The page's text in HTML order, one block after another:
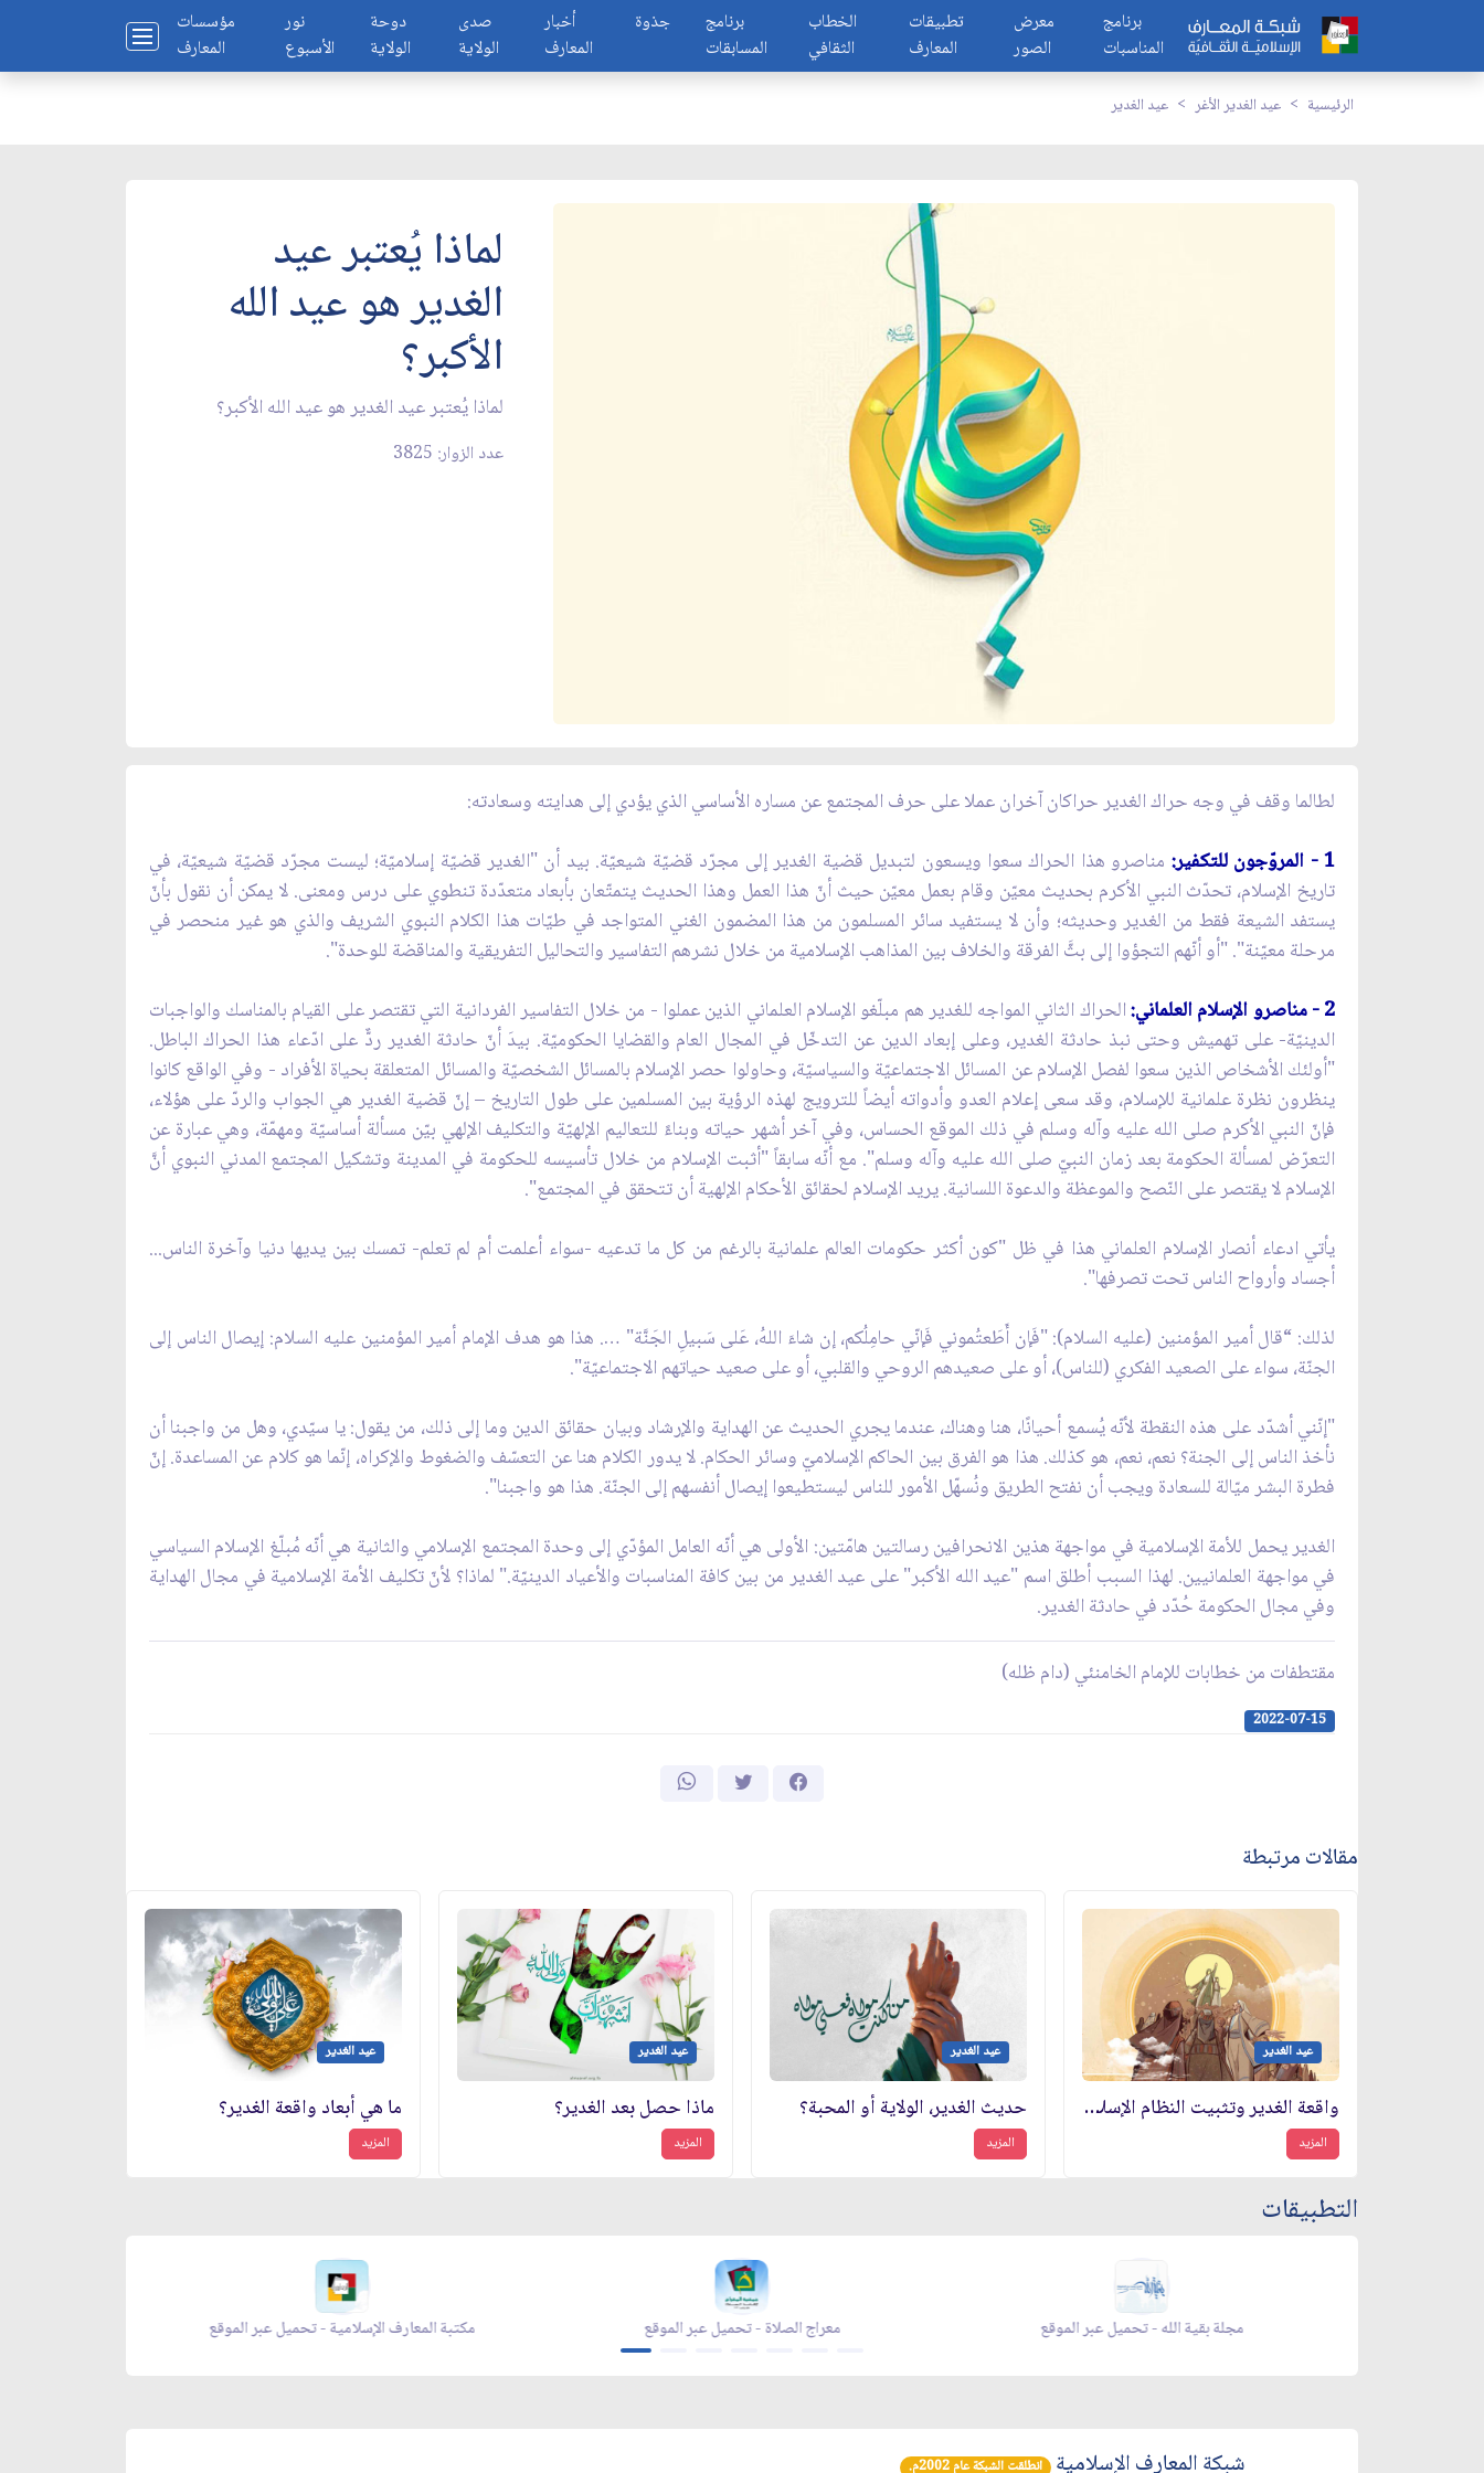
مؤسسات
المعارف
نور
الأسبوع
دوحة
الولاية
صدى
الولاية
أخبار
المعارف
جذوة
برنامج
المسابقات
الخطاب
الثقافي
تطبيقات
المعارف
معرض
الصور
برنامج
المناسبات
الرئيسية عيد الغدير الأغر عيد الغدير
لماذا يُعتبر عيد
الغدير هو عيد الله
الأكبر؟
لماذا يُعتبر عيد الغدير هو عيد الله الأكبر؟
عدد الزوار: 3825
لطالما وقف في وجه حراك الغدير حراكان آخران عملا على حرف المجتمع عن مساره الأساسي الذي يؤدي إلى هدايته وسعادته:
1 - المروّجون للتكفير:
مناصرو هذا الحراك سعوا ويسعون لتبديل قضية الغدير إلى مجرّد قضيّة شيعيّة. بيد أن "الغدير قضيّة إسلاميّة؛ ليست مجرّد قضيّة شيعيّة، في
تاريخ الإسلام، تحدّث النبي الأكرم بحديث معيّن وقام بعمل معيّن حيث أنّ هذا العمل وهذا الحديث يتمتّعان بأبعاد متعدّدة تنطوي على درس ومعنى. لا يمكن أن نقول بأنّ
يستفد الشيعة فقط من الغدير وحديثه؛ وأن لا يستفيد سائر المسلمون من هذا المضمون الغني المتواجد في طيّات هذا الكلام النبوي الشريف والذي هو غير منحصر في
مرحلة معيّنة". "أو أنّهم التجؤوا إلى بثَّ الفرقة والخلاف بين المذاهب الإسلامية من خلال نشرهم التفاسير والتحاليل التفريقية والمناقضة للوحدة".
2 - مناصرو الإسلام العلماني:
الحراك الثاني المواجه للغدير هم مبلّغو الإسلام العلماني الذين عملوا - من خلال التفاسير الفردانية التي تقتصر على القيام بالمناسك والواجبات
الدينيّة- على تهميش وحتى نبذ حادثة الغدير، وعلى إبعاد الدين عن التدخّل في المجال العام والقضايا الحكوميّة. بيدَ أنّ حادثة الغدير ردٌّ على ادّعاء هذا الحراك الباطل.
"أولئك الأشخاص الذين سعوا لفصل الإسلام عن المسائل الاجتماعيّة والسياسيّة، وحاولوا حصر الإسلام بالمسائل الشخصيّة والمسائل المتعلقة بحياة الأفراد - وفي الواقع كانوا
ينظرون نظرة علمانية للإسلام، وقد سعى إعلام العدو وأدواته أيضاً للترويج لهذه الرؤية بين المسلمين على طول التاريخ – إنّ قضية الغدير هي الجواب والردّ على هؤلاء،
فإنّ النبي الأكرم صلى الله عليه وآله وسلم في ذلك الموقع الحساس، وفي آخر أشهر حياته وبناءً للتعاليم الإلهيّة والتكليف الإلهي بيّن مسألة أساسيّة ومهمّة، وهي عبارة عن
التعرّض لمسألة الحكومة بعد زمان النبيّ صلى الله عليه وآله وسلم". مع أنّه سابقاً "أثبت الإسلام من خلال تأسيسه للحكومة في المدينة وتشكيل المجتمع المدني النبوي أنَّ
الإسلام لا يقتصر على النّصح والموعظة والدعوة اللسانية. يريد الإسلام لحقائق الأحكام الإلهية أن تتحقق في المجتمع".
يأتي ادعاء أنصار الإسلام العلماني هذا في ظل "كون أكثر حكومات العالم علمانية بالرغم من كل ما تدعيه -سواء أعلمت أم لم تعلم- تمسك بين يديها دنيا وآخرة الناس...
أجساد وأرواح الناس تحت تصرفها".
لذلك: “قال أمير المؤمنين (عليه السلام): "فَإن أَطَعتُموني فَإنّي حامِلُكم، إن شاءَ اللهُ، عَلى سَبيلِ الجَنَّة" …. هذا هو هدف الإمام أمير المؤمنين عليه السلام: إيصال الناس إلى
الجنّة، سواء على الصعيد الفكري (للناس)، أو على صعيدهم الروحي والقلبي، أو على صعيد حياتهم الاجتماعيّة".
"إنّني أشدّد على هذه النقطة لأنّه يُسمع أحيانًا، هنا وهناك، عندما يجري الحديث عن الهداية والإرشاد وبيان حقائق الدين وما إلى ذلك، من يقول: يا سيّدي، وهل من واجبنا أن
نأخذ الناس إلى الجنة؟ نعم، نعم، هو كذلك. هذا هو الفرق بين الحاكم الإسلاميّ وسائر الحكام. لا يدور الكلام هنا عن التعسّف والضغوط والإكراه، إنّما هو كلام عن المساعدة. إنّ
فطرة البشر ميّالة للسعادة ويجب أن نفتح الطريق ونُسهّل الأمور للناس ليستطيعوا إيصال أنفسهم إلى الجنّة. هذا هو واجبنا".
الغدير يحمل للأمة الإسلامية في مواجهة هذين الانحرافين رسالتين هامّتين: الأولى هي أنّه العامل المؤدّي إلى وحدة المجتمع الإسلامي والثانية هي أنّه مُبلّغ الإسلام السياسي
في مواجهة العلمانيين. لهذا السبب أطلق اسم "عيد الله الأكبر" على عيد الغدير من بين كافة المناسبات والأعياد الدينيّة." لماذا؟ لأنّ تكليف الأمة الإسلامية في مجال الهداية
وفي مجال الحكومة حُدّد في حادثة الغدير.
مقتطفات من خطابات للإمام الخامنئي (دام ظله)
2022-07-15
مقالات مرتبطة
عيد الغدير
واقعة الغدير وتثبيت النظام الإسلاميّ
المزيد
عيد الغدير
حديث الغدير، الولاية أو المحبة؟
المزيد
عيد الغدير
ماذا حصل بعد الغدير؟
المزيد
عيد الغدير
ما هي أبعاد واقعة الغدير؟
المزيد
التطبيقات
معراج الصلاة - تحميل عبر الموقع مجلة بقية الله - تحميل عبر الموقع زاد شهر رمضان - تحميل عبر الموقع
شبكة المعارف الإسلامية انطلقت الشبكة عام 2002م.